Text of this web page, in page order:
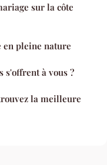
sur la côte
pleine nature
s'offrent à vous ?
la meilleure